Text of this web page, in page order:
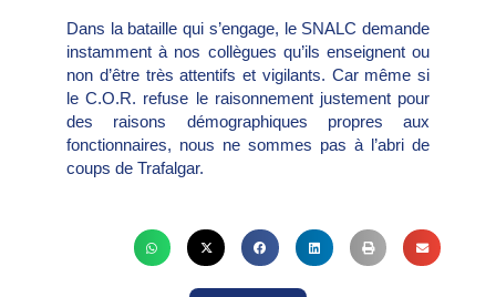
Dans la bataille qui s’engage, le SNALC demande
instamment à nos collègues qu’ils enseignent ou
non d’être très attentifs et vigilants. Car même si
le C.O.R. refuse le raisonnement justement pour
des raisons démographiques propres aux
fonctionnaires, nous ne sommes pas à l’abri de
coups de Trafalgar.